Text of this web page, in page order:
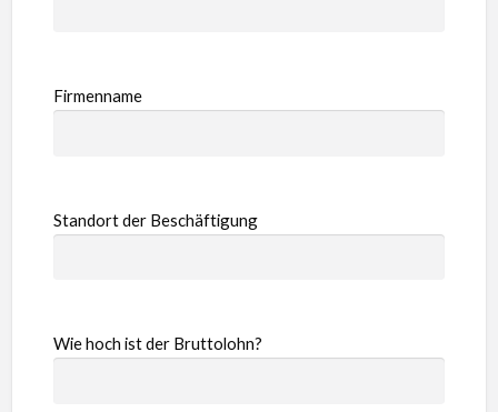
Firmenname
Standort der Beschäftigung
Wie hoch ist der Bruttolohn?